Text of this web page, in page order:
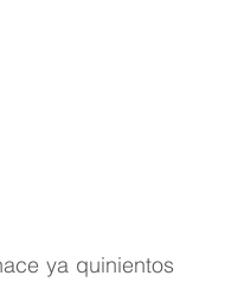
ya quinientos